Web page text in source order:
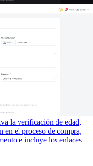
la verificación de edad,
en el proceso de compra,
e incluye los enlaces